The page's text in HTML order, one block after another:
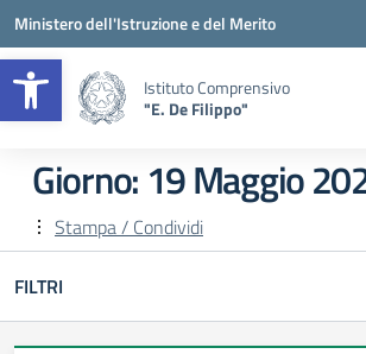
Apri la barra degli
Vai ai contenuti
Vai al menu di navigazione
Vai al footer
Ministero dell'Istruzione e del Merito
Istituto Comprensivo
"E. De Filippo"
Giorno: 19 Maggio
Stampa / Condividi
FILTRI